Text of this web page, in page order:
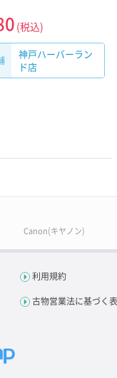
(税込)
神戸ハーバーラン
ド店
Canon(キヤノン)
利用規約
古物営業法に基づく